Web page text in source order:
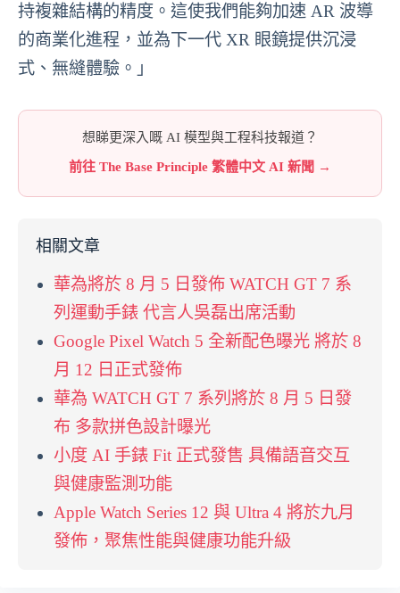
持複雜結構的精度。這使我們能夠加速 AR 波導
的商業化進程，並為下一代 XR 眼鏡提供沉浸
式、無縫體驗。」
想睇更深入嘅 AI 模型與工程科技報道？
前往 The Base Principle 繁體中文 AI 新聞 →
相關文章
華為將於 8 月 5 日發佈 WATCH GT 7 系
列運動手錶 代言人吳磊出席活動
Google Pixel Watch 5 全新配色曝光 將於 8
月 12 日正式發佈
華為 WATCH GT 7 系列將於 8 月 5 日發
布 多款拼色設計曝光
小度 AI 手錶 Fit 正式發售 具備語音交互
與健康監測功能
Apple Watch Series 12 與 Ultra 4 將於九月
發佈，聚焦性能與健康功能升級